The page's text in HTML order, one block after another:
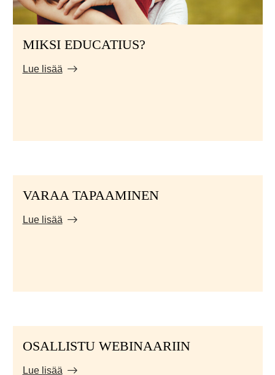
MIKSI EDUCATIUS?
Lue lisää
VARAA TAPAAMINEN
Lue lisää
OSALLISTU WEBINAARIIN
Lue lisää